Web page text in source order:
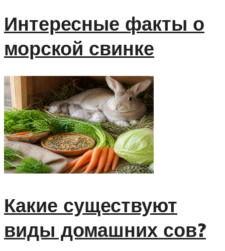
Интересные факты о
морской свинке
Какие существуют
виды домашних сов?